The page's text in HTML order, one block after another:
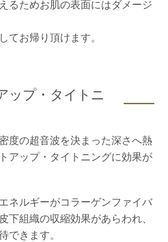
るためお肌の表面にはダメージ
てお帰り頂けます。
ップ・タイトニ
度の超音波を決まった深さへ熱
アップ・タイトニングに効果が
ネルギーがコラーゲンファイバ
下組織の収縮効果があらわれ、
できます。